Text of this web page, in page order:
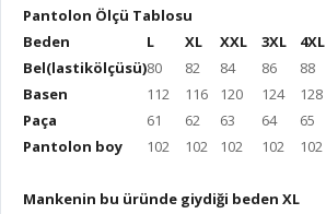
Pantolon Ölçü Tablosu
Beden
L XL XXL 3XL 4XL
Bel(lastikölçüsü)80 82 84 86 88
Basen
112 116 120 124 128
Paça
61 62 63 64 65
Pantolon boy
102 102 102 102 102
Mankenin bu üründe giydiği beden XL